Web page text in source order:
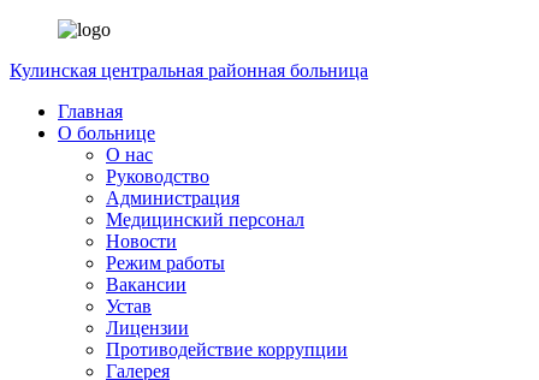
Кулинская центральная районная больница
Главная
О больнице
О нас
Руководство
Администрация
Медицинский персонал
Новости
Режим работы
Вакансии
Устав
Лицензии
Противодействие коррупции
Галерея